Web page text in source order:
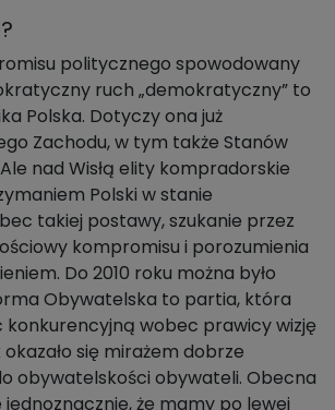
politycznego spowodowany
ruch „demokratyczny” to
Polska. Dotyczy ona już
Zachodu, w tym także Stanów
nad Wisłą elity kompradorskie
Polski w stanie
takiej postawy, szukanie przez
kompromisu i porozumienia
Do 2010 roku można było
Obywatelska to partia, która
wobec prawicy wizję
okazało się mirażem dobrze
obywatelskości obywateli. Obecna
że mamy po lewej